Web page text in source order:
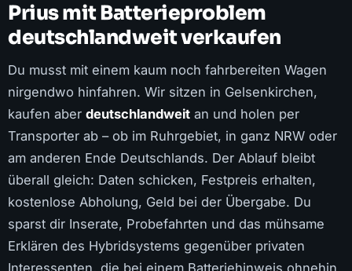
Prius mit Batterieproblem
deutschlandweit verkaufen
Du musst mit einem kaum noch fahrbereiten Wagen
nirgendwo hinfahren. Wir sitzen in Gelsenkirchen,
kaufen aber deutschlandweit an und holen per
Transporter ab – ob im Ruhrgebiet, in ganz NRW oder
am anderen Ende Deutschlands. Der Ablauf bleibt
überall gleich: Daten schicken, Festpreis erhalten,
kostenlose Abholung, Geld bei der Übergabe. Du
sparst dir Inserate, Probefahrten und das mühsame
Erklären des Hybridsystems gegenüber privaten